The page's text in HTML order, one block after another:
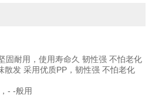
固耐用，使用寿命久 韧性强 不怕老化
散发 采用优质PP，韧性强 不怕老化
- -般用